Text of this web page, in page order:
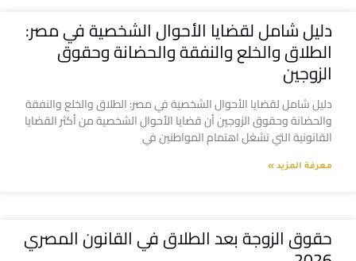
دليل شامل لقضايا الأحوال الشخصية في مصر:
الطلاق والخلع والنفقة والحضانة وحقوق
الزوجين
دليل شامل لقضايا الأحوال الشخصية في مصر: الطلاق والخلع والنفقة
والحضانة وحقوق الزوجين أن قضايا الأحوال الشخصية من أكثر القضايا
القانونية التي تشغل اهتمام المواطنين في
معرفة المزيد »
حقوق الزوجة بعد الطلاق في القانون المصري